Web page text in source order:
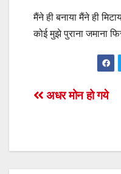
मैंने ही बनाया मैंने ही
कोई मुझे पुराना जमाना
Post
अधर मोन हो गये